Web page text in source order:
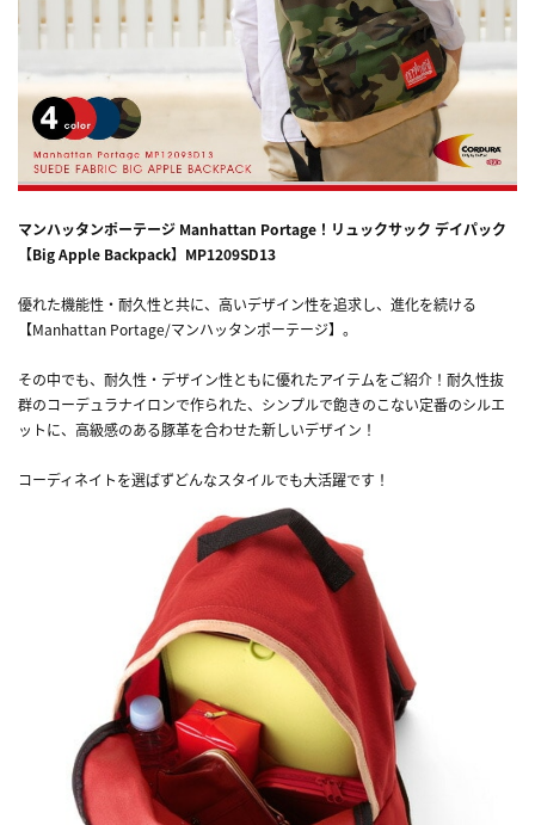
マンハッタンポーテージ Manhattan Portage！リュックサック デイパック
【Big Apple Backpack】MP1209SD13
優れた機能性・耐久性と共に、高いデザイン性を追求し、進化を続ける
【Manhattan Portage/マンハッタンポーテージ】。
その中でも、耐久性・デザイン性ともに優れたアイテムをご紹介！耐久性抜
群のコーデュラナイロンで作られた、シンプルで飽きのこない定番のシルエ
ットに、高級感のある豚革を合わせた新しいデザイン！
コーディネイトを選ばずどんなスタイルでも大活躍です！